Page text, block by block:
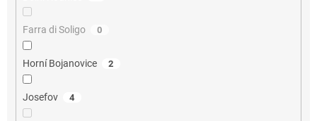
Farra di Soligo 0
Horní Bojanovice 2
Josefov 4